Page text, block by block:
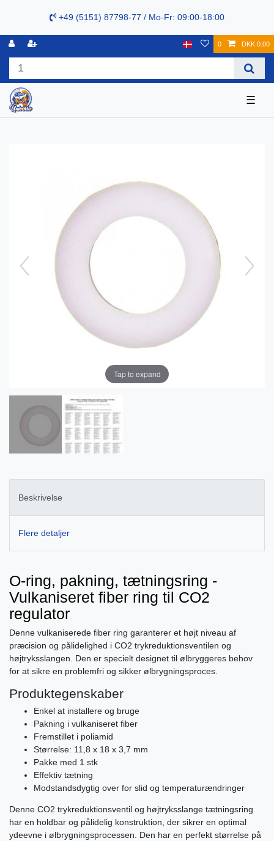
+49 (5151) 87798-77 / Mo-Fr: 09:00-18:00
0 DKK 0.00
☰
Tap to expand
Beskrivelse
Flere detaljer
O-ring, pakning, tætningsring -
Vulkaniseret fiber ring til CO2
regulator
Denne vulkaniserede fiber ring garanterer et højt niveau af
præcision og pålidelighed i CO2 trykreduktionsventilen og
højtryksslangen. Den er specielt designet til ølbryggeres behov
for at sikre en problemfri og sikker ølbrygningsproces.
Produktegenskaber
Enkel at installere og bruge
Pakning i vulkaniseret fiber
Fremstillet i poliamid
Størrelse: 11,8 x 18 x 3,7 mm
Pakke med 1 stk
Effektiv tætning
Modstandsdygtig over for slid og temperaturændringer
Denne CO2 trykreduktionsventil og højtryksslange tætningsring
har en holdbar og pålidelig konstruktion, der sikrer en optimal
ydeevne i ølbrygningsprocessen. Den har en perfekt størrelse på